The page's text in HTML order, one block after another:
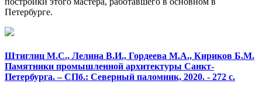
Петербурге.
Штиглиц М.С., Лелина В.И., Гордеева М.А., Кириков Б.М.
Памятники промышленной архитектуры Санкт-
Петербурга. – СПб.: Северный паломник, 2020. - 272 с.